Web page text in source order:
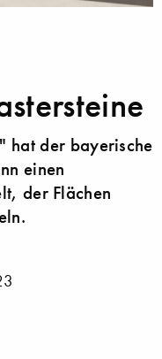
hat der bayerische
einen
der Flächen